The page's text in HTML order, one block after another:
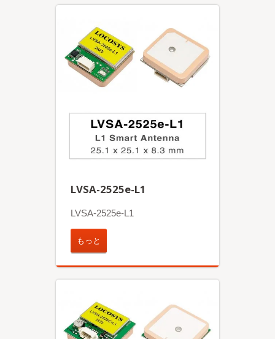
LVSA-2525e-L1
LVSA-2525e-L1
もっと